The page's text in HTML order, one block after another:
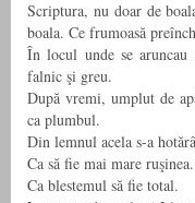
Scriptura, nu doar de
boala. Ce frumoasă
În locul unde se
falnic şi greu.
După vremi, umplut de
ca plumbul.
Din lemnul acela s-a
Ca să fie mai mare
Ca blestemul să fie total.